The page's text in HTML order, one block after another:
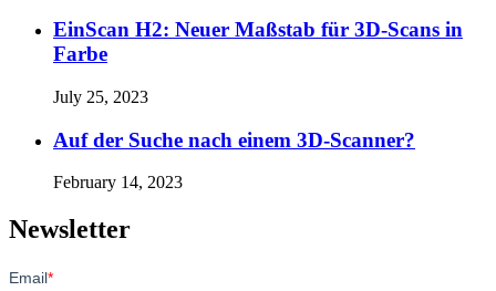
EinScan H2: Neuer Maßstab für 3D-Scans in
Farbe
July 25, 2023
Auf der Suche nach einem 3D-Scanner?
February 14, 2023
Newsletter